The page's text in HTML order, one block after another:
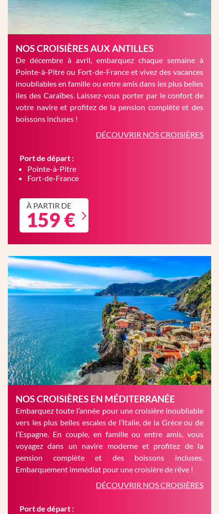
NOS CROISIÈRES AUX ANTILLES
De décembre à avril, embarquez chaque semaine à
Pointe-à-Pitre ou Fort-de-France et vivez des vacances
inoubliables en famille ou entre amis dans les plus belles
îles des Caraïbes. Laissez-vous porter par le confort de
votre navire et profitez de la pension complète et des
boissons incluses !
DÉCOUVRIR NOS CROISIÈRES
Port de départ :
Pointe-à-Pitre
Fort-de-France
À PARTIR DE
159 €
NOS CROISIÈRES EN MÉDITERRANÉE
Embarquez toute l’année pour une croisière inoubliable
vers les plus belles escales de l’Italie, de la Grèce ou de
l’Espagne. En couple, en famille ou entre amis, vous
voyagez dans un navire moderne et profitez de la
pension complète et des boissons incluses.
Embarquement immédiat pour une croisière de rêve !
DÉCOUVRIR NOS CROISIÈRES
Port de départ :